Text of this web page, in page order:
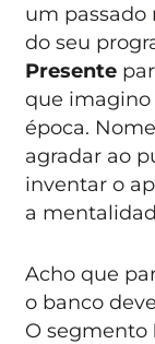
um passado
do seu
Presente
que imagino
época.
agradar ao
inventar o
a
Acho que
o banco
O segmento